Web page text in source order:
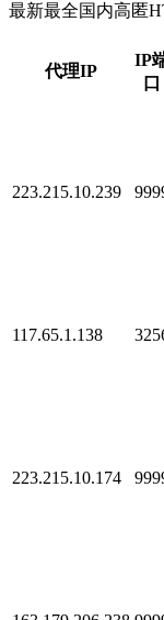
最新最全国内高匿
代理IP
IP
口
223.215.10.239
117.65.1.138
223.215.10.174